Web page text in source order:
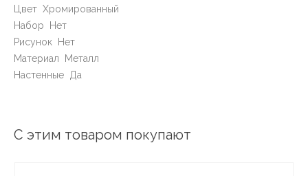
Цвет Хромированный
Набор Нет
Рисунок Нет
Материал Металл
Настенные Да
С этим товаром покупают